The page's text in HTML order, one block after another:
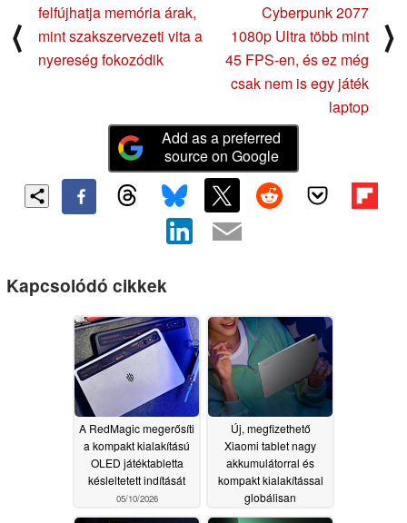
⟨
felfújhatja memória árak,
mint szakszervezeti vita a
nyereség fokozódik
Cyberpunk 2077
1080p Ultra több mint
45 FPS-en, és ez még
csak nem is egy játék
laptop
⟩
Add as a preferred
source on Google
Kapcsolódó cikkek
A RedMagic megerősíti
a kompakt kialakítású
OLED játéktabletta
késleltetett indítását
05/10/2026
Új, megfizethető
Xiaomi tablet nagy
akkumulátorral és
kompakt kialakítással
globálisan
importálásra kerül